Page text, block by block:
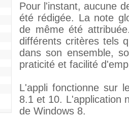
Pour l'instant, aucune
été rédigée. La note
de même été
différents critères tels
dans son ensemble,
praticité et facilité
L'appli fonctionne sur
8.1 et 10. L'application
de Windows 8.